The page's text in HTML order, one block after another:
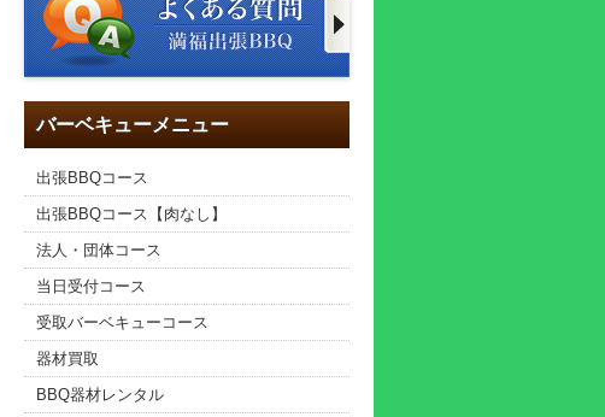
バーベキューメニュー
出張BBQコース
出張BBQコース【肉なし】
法人・団体コース
当日受付コース
受取バーベキューコース
器材買取
BBQ器材レンタル